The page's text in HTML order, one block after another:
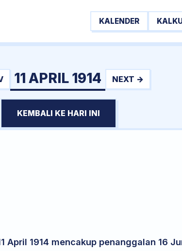
KALENDER
11 APRIL 1914 NEXT →
KEMBALI KE HARI INI
April 1914 mencakup penanggalan 16